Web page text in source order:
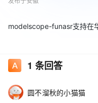
modelscope-funasr支持在
1 条回答
圆不溜秋的小猫猫